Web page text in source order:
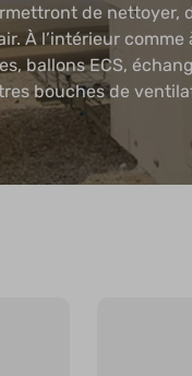
de
À l’intérieur comme
ballons ECS,
bouches de